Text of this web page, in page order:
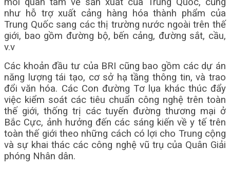
như hỗ trợ xuất cảng hàng hóa thành phẩm của
Trung Quốc sang các thị trường nước ngoài trên thế
giới, bao gồm đường bộ, bến cảng, đường sắt, cầu,
v.v
Các khoản đầu tư của BRI cũng bao gồm các dự án
năng lượng tái tạo, cơ sở hạ tầng thông tin, và trao
đổi văn hóa. Các Con đường Tơ lụa khác thúc đẩy
việc kiểm soát các tiêu chuẩn công nghệ trên toàn
thế giới, thống trị các tuyến đường thương mại ở
Bắc Cực, ảnh hưởng đến các sáng kiến ​​về y tế trên
toàn thế giới theo những cách có lợi cho Trung cộng
và sự khai thác các công nghệ vũ trụ của Quân Giải
phóng Nhân dân.